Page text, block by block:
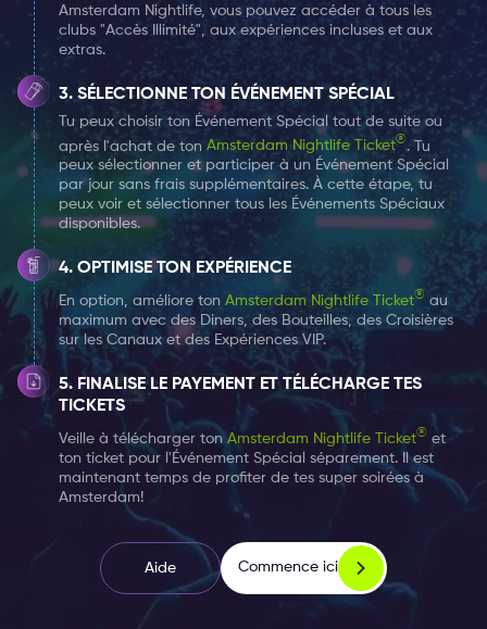
DÉBLOQUEZ DES OFFRES DE BOISSONS EXCLUSIVES
AVEC VOTRE AMSTERDAM NIGHTLIFE TICKET
Au Café Weber, l'extraordinaire ne s'arrête pas à
l'ambiance. Avec votre billet Amsterdam Nightlife en
main, votre recherche de gorgées délicieuses prend un
tournant agréable. Prêt à étancher votre soif ?
Votre
première commande au Café Weber vous offre un
exclusif 2-pour-1 sur toutes les boissons.Oui, vous
avez bien entendu ! Que ce soit un cocktail acidulé, un
shot audacieux ou un mélange de boissons de votre
choix, l'offre tient. Et devinez quoi ? Selon le type de
billet Nightlife que vous choisissez, cette offre devient
plus excitante. Si vous prenez le billet de 2 jours, vous
pouvez profiter de cette offre les deux jours.
Maintenant, si vous optez pour le billet de 7 jours,
vous pouvez utiliser cette offre chaque jour de la
semaine !Il s'agit d'augmenter le plaisir et de savourer
les vibrations, juste sous le toit cosy et animé du Café
Avec votre billet Amsterdam Nightlife, chaque jour est
un bon jour pour explorer l'aura unique du Café Weber.
Les visages amicaux, le bison amusant sur le mur, et la
Aide Commence ici
Amsterdam Nightlife, vous pouvez accéder à tous les
clubs "Accès Illimité", aux expériences incluses et aux
extras.
SÉLECTIONNE TON ÉVÉNEMENT SPÉCIAL
Tu peux choisir ton Événement Spécial tout de suite ou
après l'achat de ton Amsterdam Nightlife Ticket®. Tu
peux sélectionner et participer à un Événement Spécial
par jour sans frais supplémentaires. À cette étape, tu
peux voir et sélectionner tous les Événements Spéciaux
disponibles.
OPTIMISE TON EXPÉRIENCE
En option, améliore ton Amsterdam Nightlife Ticket® au
maximum avec des Diners, des Bouteilles, des Croisières
sur les Canaux et des Expériences VIP.
FINALISE LE PAYEMENT ET TÉLÉCHARGE TES
TICKETS
Veille à télécharger ton Amsterdam Nightlife Ticket® et
ton ticket pour l'Événement Spécial séparement. Il est
maintenant temps de profiter de tes super soirées à
Amsterdam!